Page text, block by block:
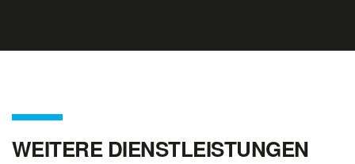
WEITERE DIENSTLEISTUNGEN